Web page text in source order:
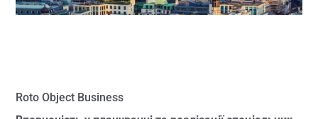
Roto Object Business